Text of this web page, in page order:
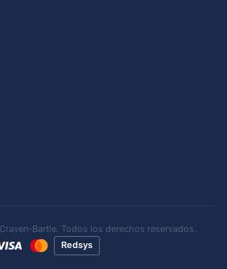
Bartle. Todos los derechos reservados.
Redsys